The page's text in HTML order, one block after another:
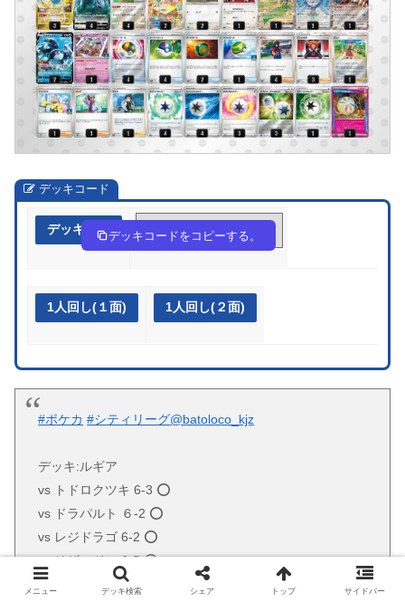
デッキコード
デッキ作成 xx8xKc-TjqZ3C-x848G4
デッキコードをコピーする。
1人回し(１面) 1人回し(２面)
#ポケカ #シティリーグ@batoloco_kjz
デッキ:ルギア
vs トドロクツキ 6-3 ⭕️
vs ドラパルト ６-2 ⭕️
vs レジドラゴ 6-2 ⭕️
vs リザードン 6-5 ⭕️
vs パルパゴス 2-6 ❌
メニュー デッキ検索 シェア トップ サイドバー